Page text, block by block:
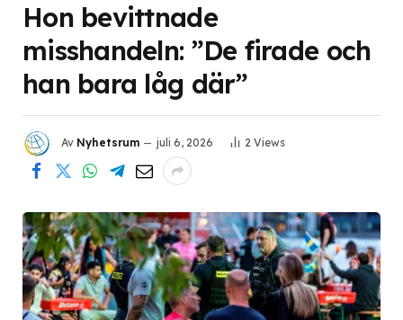
Hon bevittnade
misshandeln: ”De firade och
han bara låg där”
Av Nyhetsrum juli 6, 2026 2 Views